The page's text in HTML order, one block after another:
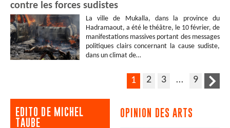
contre les forces sudistes
La ville de Mukalla, dans la province du
Hadramaout, a été le théâtre, le 10 février, de
manifestations massives portant des messages
politiques clairs concernant la cause sudiste,
dans un climat de…
1 2 3 … 9
EDITO DE MICHEL
TAUBE
OPINION DES ARTS